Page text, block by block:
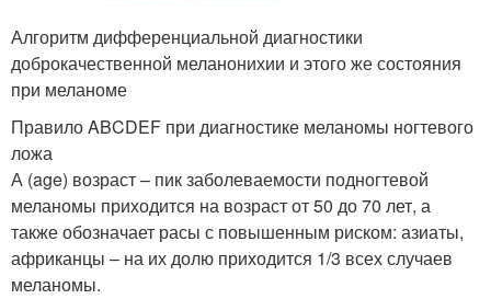
Алгоритм дифференциальной диагностики
доброкачественной меланонихии и этого же состояния
при меланоме
Правило ABCDEF при диагностике меланомы ногтевого
ложа
А (age) возраст – пик заболеваемости подногтевой
меланомы приходится на возраст от 50 до 70 лет, а
также обозначает расы с повышенным риском: азиаты,
африканцы – на их долю приходится 1/3 всех случаев
меланомы.